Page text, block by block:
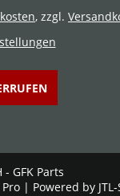
, zzgl.
- GFK Parts
| Powered by